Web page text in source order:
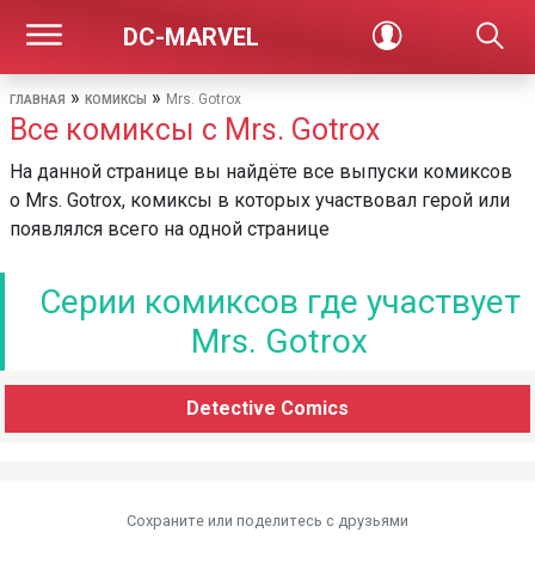
DC-MARVEL
ГЛАВНАЯ » КОМИКСЫ » Mrs. Gotrox
Все комиксы с Mrs. Gotrox
На данной странице вы найдёте все выпуски комиксов
о Mrs. Gotrox, комиксы в которых участвовал герой или
появлялся всего на одной странице
Серии комиксов где участвует
Mrs. Gotrox
Detective Comics
Сохраните или поделитесь c друзьями